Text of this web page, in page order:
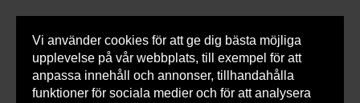
Vi använder cookies för att ge dig bästa möjliga
upplevelse på vår webbplats, till exempel för att
anpassa innehåll och annonser, tillhandahålla
funktioner för sociala medier och för att analysera
0 varorSnabborder